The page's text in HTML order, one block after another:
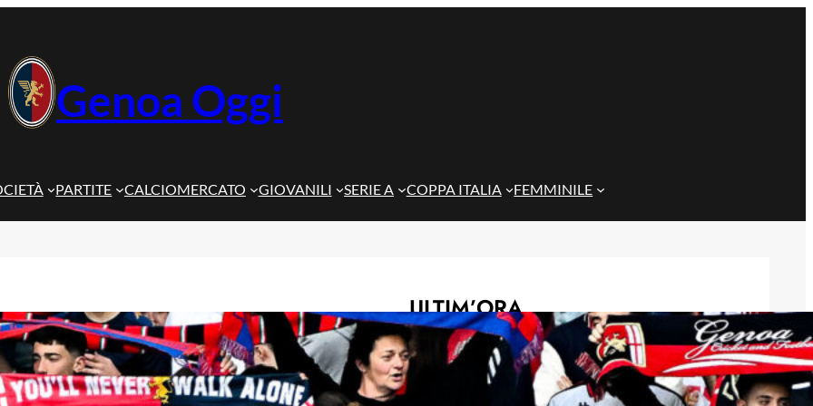
Genoa Oggi
PARTITE CALCIOMERCATO GIOVANILI SERIE A COPPA ITALIA FEMMINILE
ULTIM’ORA
Genoa in lutto: è scomparso l’ex
allenatore Pippo Marchioro